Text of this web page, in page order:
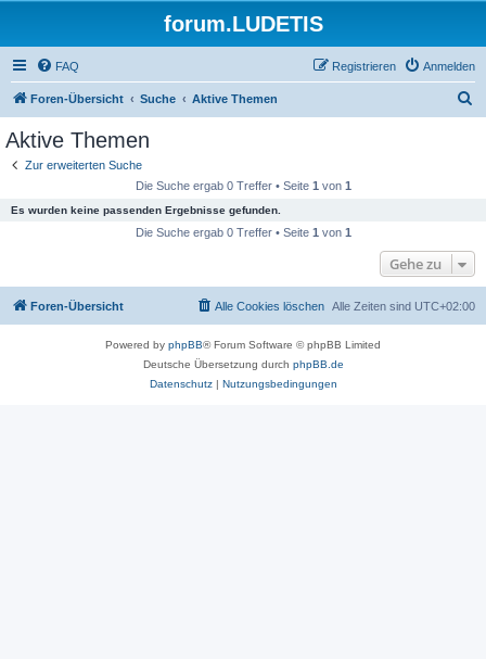
forum.LUDETIS
FAQ Anmelden
Registrieren
Foren-Übersicht Suche Aktive Themen
Aktive Themen
Zur erweiterten Suche
Die Suche ergab 0 Treffer • Seite 1 von 1
Es wurden keine passenden Ergebnisse gefunden.
Die Suche ergab 0 Treffer • Seite 1 von 1
Gehe zu
Foren-Übersicht Alle Zeiten sind UTC+02:00
Alle Cookies löschen
Powered by phpBB® Forum Software © phpBB Limited
Deutsche Übersetzung durch phpBB.de
Datenschutz| Nutzungsbedingungen